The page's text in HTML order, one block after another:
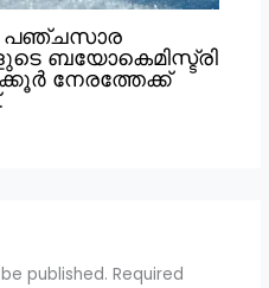
ബയോകെമിസ്ട്രി
നേരത്തേക്ക്
published. Required